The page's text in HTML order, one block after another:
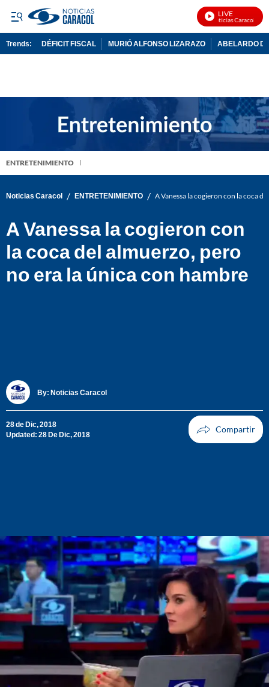
LIVE
Noticias Caracol En
Trends: DÉFICIT FISCAL MURIÓ ALFONSO LIZARAZO ABELARDO
ENTRETENIMIENTO
Noticias Caracol / ENTRETENIMIENTO / A Vanessa la cogieron con la coca
A Vanessa la cogieron con
la coca del almuerzo, pero
no era la única con hambre
By: Noticias Caracol
28 de Dic, 2018
Updated: 28 De Dic, 2018